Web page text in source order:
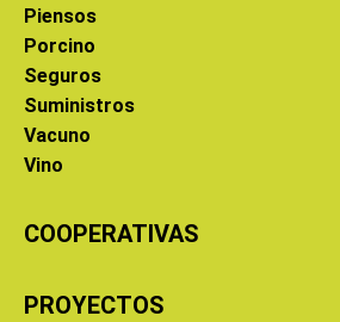
Piensos
Porcino
Seguros
Suministros
Vacuno
Vino
COOPERATIVAS
PROYECTOS